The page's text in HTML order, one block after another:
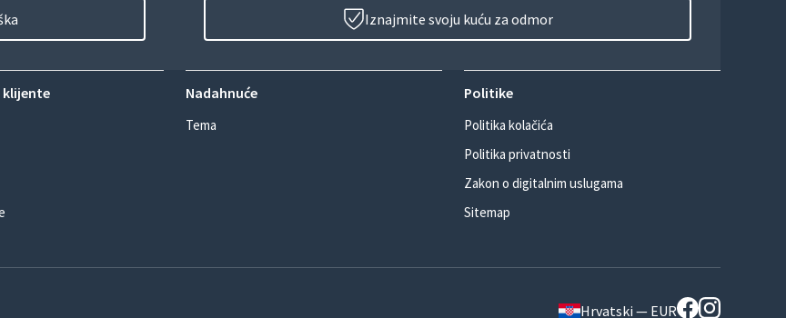
Iznajmite svoju kuću za odmor
klijente Nadahnuće
Tema
Politike
Politika kolačića
Politika privatnosti
Zakon o digitalnim uslugama
Sitemap
Hrvatski — EUR